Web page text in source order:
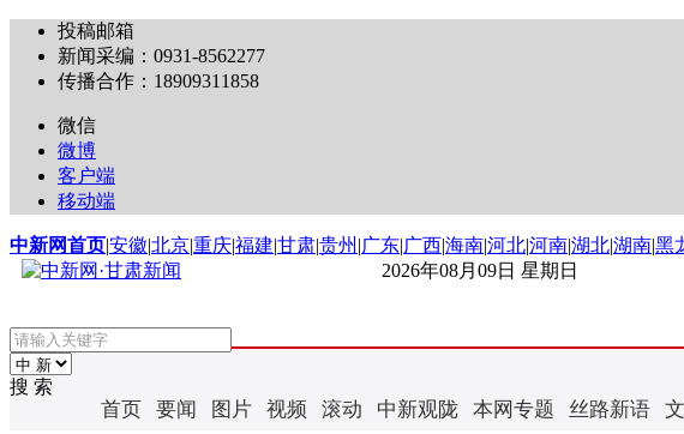
投稿邮箱
新闻采编：0931-8562277
传播合作：18909311858
微信
微博
客户端
移动端
中新网首页|安徽|北京|重庆|福建|甘肃|贵州 |广东|广西|海南|河北|河南|湖北|湖南|黑
2026年08月09日 星期日
搜 索
首页 要闻 图片 视频 滚动 中新观陇 本网专题 丝路新语